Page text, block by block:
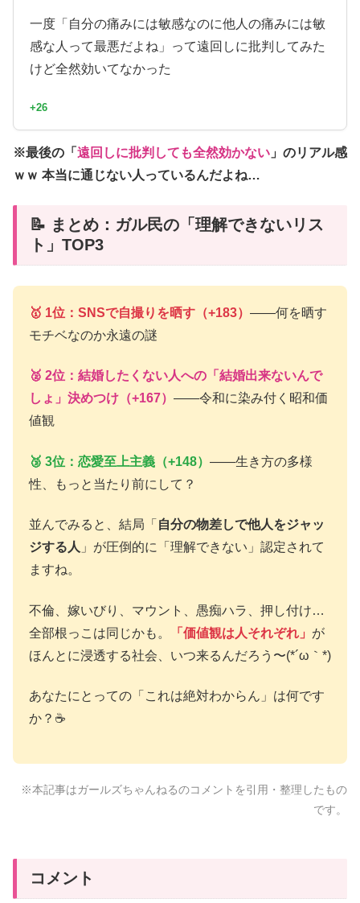
一度「自分の痛みには敏感なのに他人の痛みには敏
感な人って最悪だよね」って遠回しに批判してみた
けど全然効いてなかった
+26
※最後の「 遠回しに批判しても全然効かない 」のリアル感
ｗｗ 本当に通じない人っているんだよね…
📝 まとめ：ガル民の「理解できないリス
ト」TOP3
🥇 1位：SNSで自撮りを晒す（+183） ――何を晒す
モチベなのか永遠の謎
🥈 2位：結婚したくない人への「結婚出来ないんで
しょ」決めつけ（+167） ――令和に染み付く昭和価
値観
🥉 3位：恋愛至上主義（+148） ――生き方の多様
性、もっと当たり前にして？
並んでみると、結局「 自分の物差しで他人をジャッ
ジする人 」が圧倒的に「理解できない」認定されて
ますね。
不倫、嫁いびり、マウント、愚痴ハラ、押し付け…
全部根っこは同じかも。
「価値観は人それぞれ」 が
ほんとに浸透する社会、いつ来るんだろう〜(*´ω｀*)
あなたにとっての「これは絶対わからん」は何です
か？☕
※本記事はガールズちゃんねるのコメントを引用・整理したもの
です。
コメント